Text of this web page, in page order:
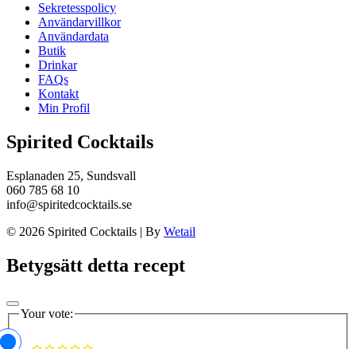
Sekretesspolicy
Användarvillkor
Användardata
Butik
Drinkar
FAQs
Kontakt
Min Profil
Spirited Cocktails
Esplanaden 25, Sundsvall
060 785 68 10
info@spiritedcocktails.se
© 2026 Spirited Cocktails | By Wetail
Betygsätt detta recept
Your vote: